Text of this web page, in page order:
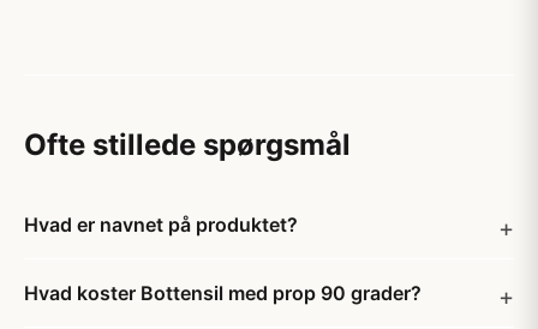
Ofte stillede spørgsmål
Hvad er navnet på produktet?
Hvad koster Bottensil med prop 90 grader?